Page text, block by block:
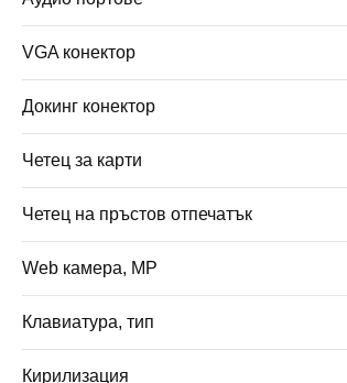
VGA конектор
Докинг конектор
Четец за карти
Четец на пръстов отпечатък
Web камера, MP
Клавиатура, тип
Кирилизация